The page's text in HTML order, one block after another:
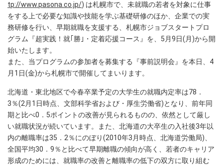
tp://www.pasona.co.jp/) は札幌市で、未就職の若者を対象に仕事
をする上で必要な知識や技能を学ぶ基礎研修のほか、企業での実
務研修を行い、早期就職を支援する、札幌市ジョブスタートプロ
グラム『超実践！就｢勝｣・定着応援コース』を、5月9日(月)から開
始いたします。
また、当プログラムの参加者を募集する『事前説明会』を本日、4
月1日(金)から札幌市で開催してまいります。
北海道・東北地区で今春卒業予定の大学生の就職内定率は78．
3％(2月1日時点、文部科学省および・厚生労働省)となり、前年同
期と比べ0．5ポイントの改善が見られるものの、依然として厳し
い就職状況が続いています。また、北海道の大卒生の入社後3年以
内の離職率は35．2％にのぼり(2010年3月時点、北海道労働局)、
全国平均30．9％と比べて早期離職の傾向が高く、若者のキャリア
形成のためには、就職率の改善と離職率の低下の双方に取り組む